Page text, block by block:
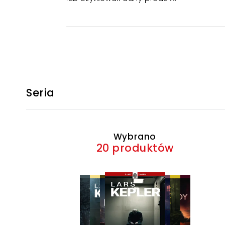
Seria
Wybrano
20 produktów